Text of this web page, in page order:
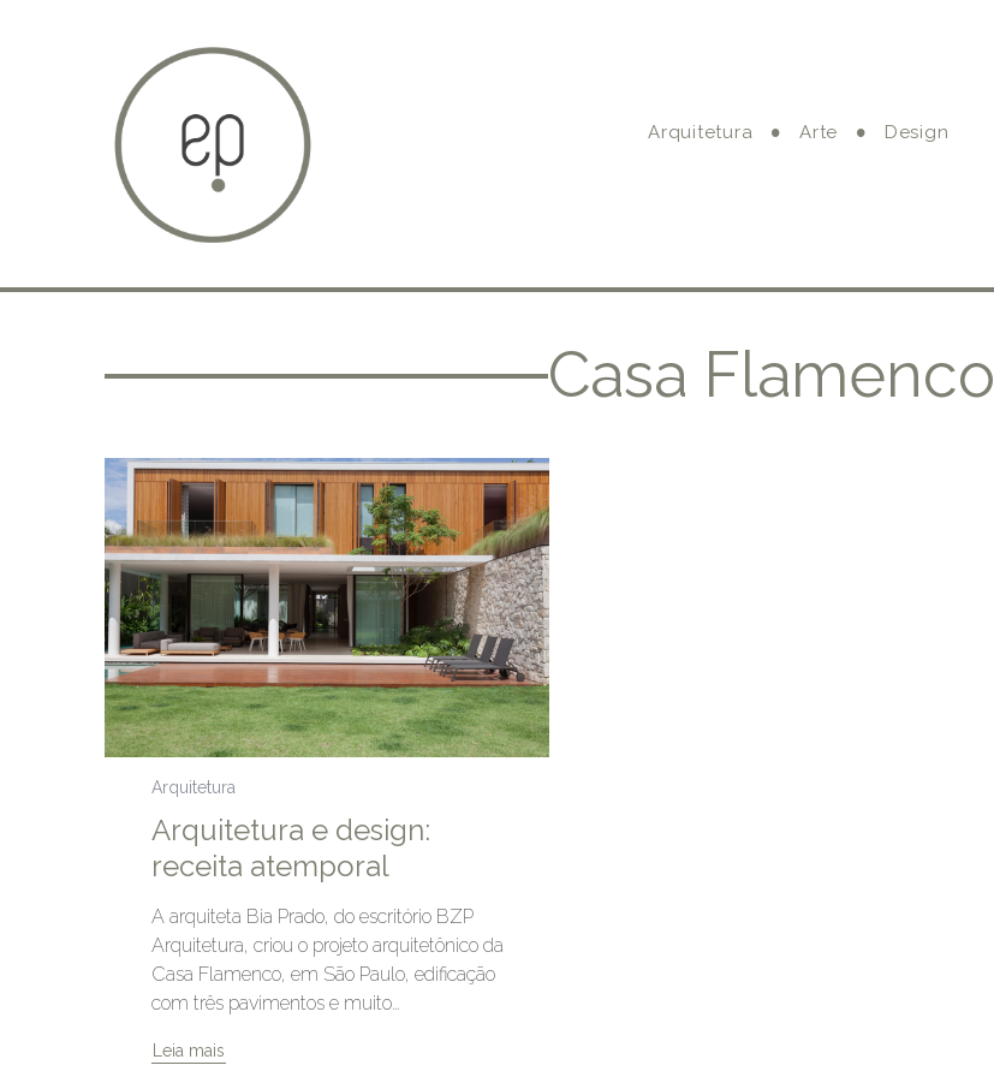
Arquitetura Arte Design
Casa Flamenco
Arquitetura
Arquitetura e design:
receita atemporal
A arquiteta Bia Prado, do escritório BZP
Arquitetura, criou o projeto arquitetônico da
Casa Flamenco, em São Paulo, edificação
com três pavimentos e muito…
Leia mais